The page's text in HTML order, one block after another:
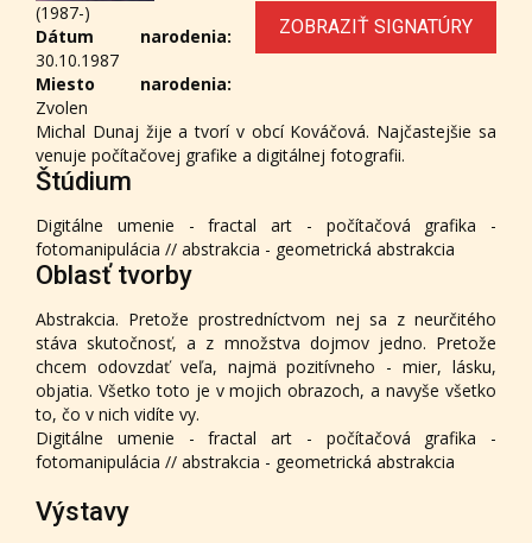
ZOBRAZIŤ SIGNATÚRY
(1987-)
Dátum narodenia:
30.10.1987
Miesto narodenia:
Zvolen
Michal Dunaj žije a tvorí v obcí Kováčová. Najčastejšie sa
venuje počítačovej grafike a digitálnej fotografii.
Štúdium
Digitálne umenie - fractal art - počítačová grafika -
fotomanipulácia // abstrakcia - geometrická abstrakcia
Oblasť tvorby
Abstrakcia. Pretože prostredníctvom nej sa z neurčitého
stáva skutočnosť, a z množstva dojmov jedno. Pretože
chcem odovzdať veľa, najmä pozitívneho - mier, lásku,
objatia. Všetko toto je v mojich obrazoch, a navyše všetko
to, čo v nich vidíte vy.
Digitálne umenie - fractal art - počítačová grafika -
fotomanipulácia // abstrakcia - geometrická abstrakcia
Výstavy